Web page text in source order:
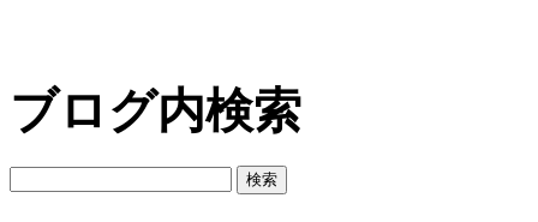
ブログ内検索